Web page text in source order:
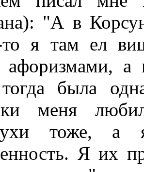
"А в
то я там ел
афоризмами,
была
меня
тоже, а
Я их